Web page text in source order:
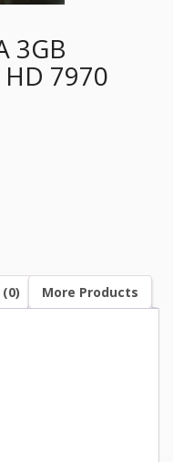
3GB
HD 7970
More Products